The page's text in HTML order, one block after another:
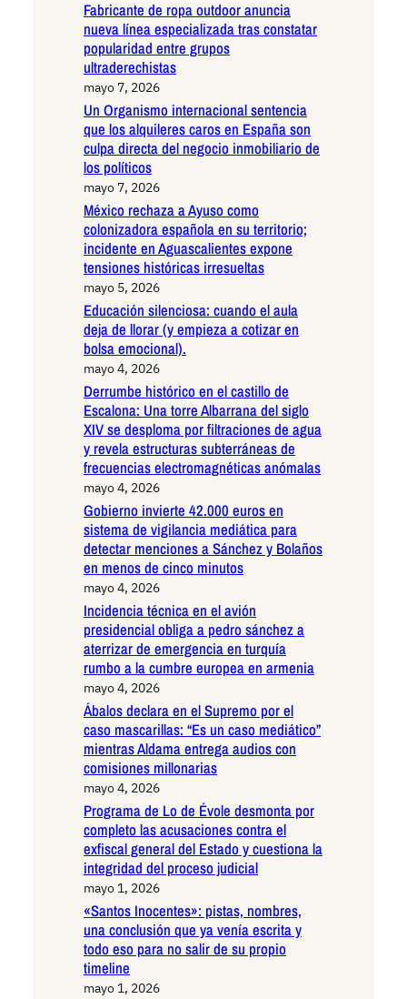
Fabricante de ropa outdoor anuncia
nueva línea especializada tras constatar
popularidad entre grupos
ultraderechistas
mayo 7, 2026
Un Organismo internacional sentencia
que los alquileres caros en España son
culpa directa del negocio inmobiliario de
los políticos
mayo 7, 2026
México rechaza a Ayuso como
colonizadora española en su territorio;
incidente en Aguascalientes expone
tensiones históricas irresueltas
mayo 5, 2026
Educación silenciosa: cuando el aula
deja de llorar (y empieza a cotizar en
bolsa emocional).
mayo 4, 2026
Derrumbe histórico en el castillo de
Escalona: Una torre Albarrana del siglo
XIV se desploma por filtraciones de agua
y revela estructuras subterráneas de
frecuencias electromagnéticas anómalas
mayo 4, 2026
Gobierno invierte 42.000 euros en
sistema de vigilancia mediática para
detectar menciones a Sánchez y Bolaños
en menos de cinco minutos
mayo 4, 2026
Incidencia técnica en el avión
presidencial obliga a pedro sánchez a
aterrizar de emergencia en turquía
rumbo a la cumbre europea en armenia
mayo 4, 2026
Ábalos declara en el Supremo por el
caso mascarillas: “Es un caso mediático”
mientras Aldama entrega audios con
comisiones millonarias
mayo 4, 2026
Programa de Lo de Évole desmonta por
completo las acusaciones contra el
exfiscal general del Estado y cuestiona la
integridad del proceso judicial
mayo 1, 2026
«Santos Inocentes»: pistas, nombres,
una conclusión que ya venía escrita y
todo eso para no salir de su propio
timeline
mayo 1, 2026